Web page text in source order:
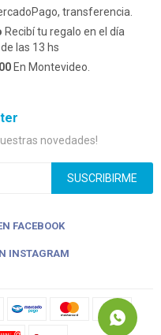
transferencia.
Recibí tu regalo en el día
las 13 hs
En Montevideo.
novedades!
SUSCRIBIRME